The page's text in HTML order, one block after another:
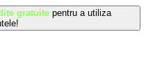
gratuite pentru a utiliza